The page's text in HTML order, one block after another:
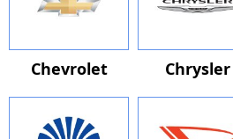
Chevrolet Chrysler